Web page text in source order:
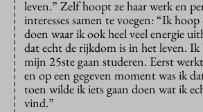
leven.” Zelf hoopt ze haar werk en
interesses samen te voegen: “Ik
doen waar ik ook heel veel energie
dat echt de rijkdom is in het leven. Ik
mijn 25ste gaan studeren. Eerst
en op een gegeven moment was ik
toen wilde ik iets gaan doen wat ik
vind.”